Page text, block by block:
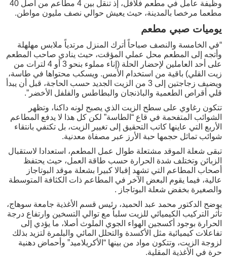
وظيفة عامل في مطعم فلافل، إذ تنقل بين 4 مطاعم من أصل 40
مطعما مرخصا بالمدينة، حيث يعيش حوالي نصف مليون مواطن.
يوميات صبي مطعم
“في الخامسة والنصف صباحاً أترك المنزل مرتدياً ملابس مهلهلة
وأتجه إلى المطعم محل عملي المؤقت، حيث ينادي صاحب المطعم
على أحد العاملين لإحضار الحلة (إناء مملوء بنحو 3 أو 4 لترات من
زيت القلي) باقية من استخدام الأمس. ويسكب محتواها في طاسة،
ويضيف زجاجتين إلى 3 من الزيت الجديد حسب الحاجة، قبل أن يبدأ
قلي أقراص الطعمية والباذنجان والبطاطس والفلفل الأخضر”.
تتكون رغاوي على سطح الزيت الذي يصبح لونه داكنا، وتظهر
الشوائب المتفحمة في قاع “الطاسة” لكن كل هذا لا يدفع المطاعم
الأربع التي عاينها كاتب التحقيق إلى تغيير الزيت، بل تكتفي بانتقاء
شوائب تماثل حجمها حبة الأرز عبر مصفاة معدنية.
تبقى شعلة الموقد مشتعلة طوال عمل المطعم، استعدادا لاستقبال
الزبائن وتختلف شدة الحرارة حسب طاقة العمل، حيث يحتفظ
أصحاب المطاعم التي تشهد إقبالا كبيرا بشعلة موقد البوتاجاز
عالية، فيما يقوم البعض الآخر في المطاعم ذات الكثافة المتوسطة
والصغيرة بخفض شعلة البوتاجاز .
يوضح الدكتور محمد عبد الحميد، رئيس قسم الأغذية جامعة سوهاج،
تأثر التركيب الكيميائي للزيت سلباً مع توالي التسخين وارتفاع درجة
الحرارة بوجود أكسجين الهواء الجوي الملوث أصلا، ما يؤدي إلى
تفاعلات كيميائية مثل الأكسدة والتحلل المائي والبلمرة لتزيد بذلك
لزوجة الزيت، وتتكون مواد من بينها “الأكريلاميد” وأحماض دهنية
حرة في الأغذية المقلية.